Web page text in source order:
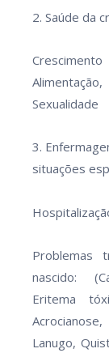
2. Saúde da
Sexualidade
3.
situações
Problemas
nascido:
Eritema
Lanugo,